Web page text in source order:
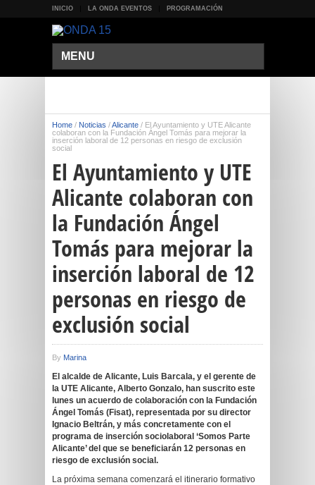
INICIO LA ONDA EVENTOS PROGRAMACIÓN
MENU
Home / Noticias /Alicante / El Ayuntamiento y UTE Alicante
colaboran con la Fundación Ángel Tomás para mejorar la
inserción laboral de 12 personas en riesgo de exclusión
social
El Ayuntamiento y UTE
Alicante colaboran con
la Fundación Ángel
Tomás para mejorar la
inserción laboral de 12
personas en riesgo de
exclusión social
By Marina
El alcalde de Alicante, Luis Barcala, y el gerente de
la UTE Alicante, Alberto Gonzalo, han suscrito este
lunes un acuerdo de colaboración con la Fundación
Ángel Tomás (Fisat), representada por su director
Ignacio Beltrán, y más concretamente con el
programa de inserción sociolaboral ‘Somos Parte
Alicante’ del que se beneficiarán 12 personas en
riesgo de exclusión social .
La próxima semana comenzará el itinerario formativo